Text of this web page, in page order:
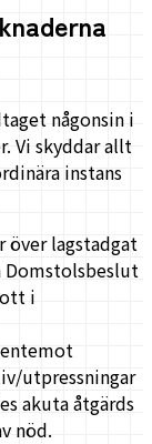
någonsin i
Vi skyddar allt
instans
lagstadgat
i
utpressningar
akuta åtgärds
nöd.